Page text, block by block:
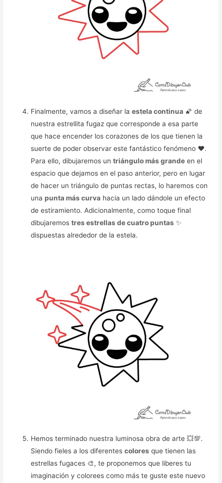
Finalmente, vamos a diseñar laestela continua 🌠 de
nuestra estrellita fugaz que corresponde a esa parte
que hace encender los corazones de los que tienen la
suerte de poder observar este fantástico fenómeno ❤️️.
Para ello, dibujaremos untriángulo más grande en el
espacio que dejamos en el paso anterior, pero en lugar
de hacer un triángulo de puntas rectas, lo haremos con
unapunta más curva hacia un lado dándole un efecto
de estiramiento. Adicionalmente, como toque final
dibujaremostres estrellas de cuatro puntas ✨
dispuestas alrededor de la estela.
Hemos terminado nuestra luminosa obra de arte 💥💯.
Siendo fieles a los diferentescolores que tienen las
estrellas fugaces 🎨, te proponemos que liberes tu
imaginación y colorees como más te guste este nuevo